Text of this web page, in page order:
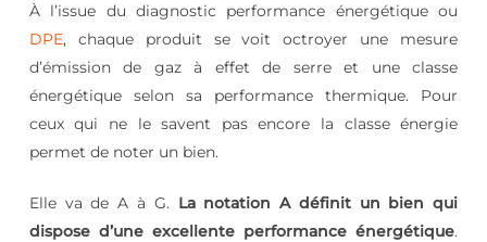
À l’issue du diagnostic performance énergétique ou
DPE, chaque produit se voit octroyer une mesure
d’émission de gaz à effet de serre et une classe
énergétique selon sa performance thermique. Pour
ceux qui ne le savent pas encore la classe énergie
permet de noter un bien.
Elle va de A à G. La notation A définit un bien qui
dispose d’une excellente performance énergétique.